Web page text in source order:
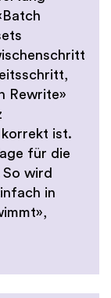
Rewrite»
ist.
für die
wird
in